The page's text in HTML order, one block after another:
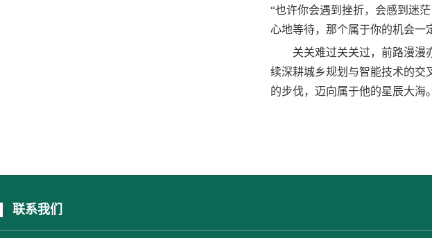
“也许你会遇到挫折，会感到迷
心地等待，那个属于你的机会一
关关难过关关过，前路漫漫
续深耕城乡规划与智能技术的交
的步伐，迈向属于他的星辰大海。
联系我们